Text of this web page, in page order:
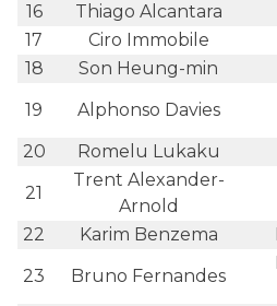
16
Thiago Alcantara
17
Ciro Immobile
18
Son Heung-min
19
Alphonso Davies
20
Romelu Lukaku
21
Trent Alexander-
Arnold
22
Karim Benzema
23
Bruno Fernandes